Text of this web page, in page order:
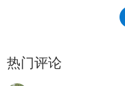
热门评论